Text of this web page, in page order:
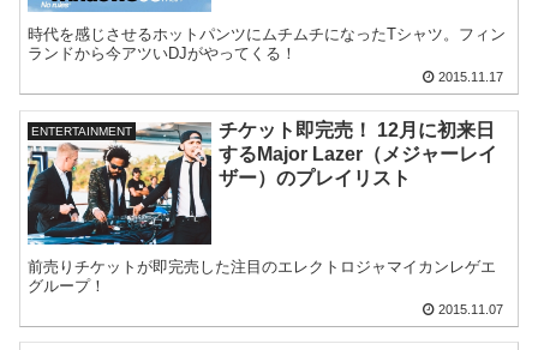
時代を感じさせるホットパンツにムチムチになったTシャツ。フィン
ランドから今アツいDJがやってくる！
2015.11.17
ENTERTAINMENT
チケット即完売！ 12月に初来日
するMajor Lazer（メジャーレイ
ザー）のプレイリスト
前売りチケットが即完売した注目のエレクトロジャマイカンレゲエ
グループ！
2015.11.07